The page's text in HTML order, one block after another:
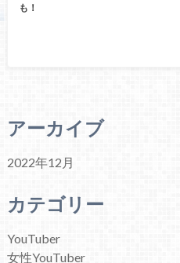
も！
アーカイブ
2022年12月
カテゴリー
YouTuber
女性YouTuber